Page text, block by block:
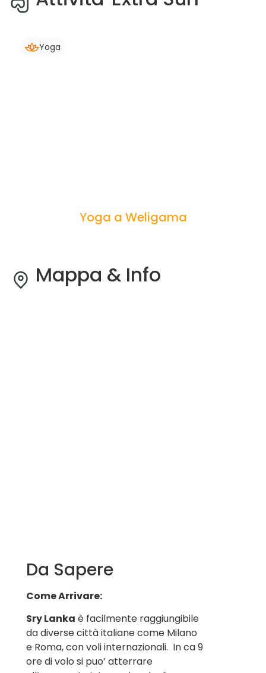
Yoga
Yoga a Weligama
Mappa & Info
Da Sapere
Come Arrivare:
Sry Lanka è facilmente raggiungibile
da diverse città italiane come Milano
e Roma, con voli internazionali. In ca 9
ore di volo si puo’ atterrare